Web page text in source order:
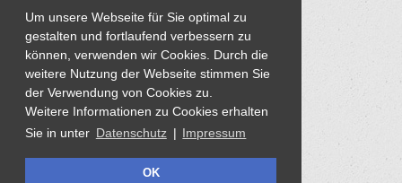
Um unsere Webseite für Sie optimal zu
gestalten und fortlaufend verbessern zu
können, verwenden wir Cookies. Durch die
weitere Nutzung der Webseite stimmen Sie
der Verwendung von Cookies zu.
Weitere Informationen zu Cookies erhalten
Sie in unter Datenschutz | Impressum
OK